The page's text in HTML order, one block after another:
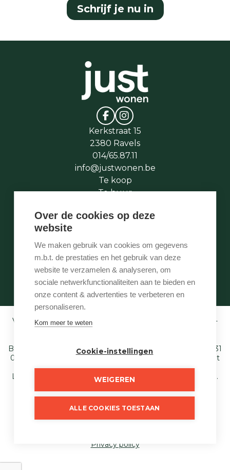
Schrijf je nu in
Kerkstraat 15
2380 Ravels
014/65.87.11
info@justwonen.be
Te koop
Te huur
Stukje geschiedenis
Onze services
Contact
Te vroeg
Eigenaarslogin
Vastgoedmakelaar-bemiddelaar BIV België BIV 507.005 -
Belgium (polisnr. 730.390.160) - Derdenrekening: BE97 1431
0000 1849. Toezichthoudende autoriteit: Beroepsinstituut
van Vastgoedmakelaars,
Luxemburgstraat 16 B te 1000 Brussel - T. 02 505 38 50 E.
van het BIV.
Privacy policy
Over de cookies op deze
website
We maken gebruik van cookies om gegevens
m.b.t. de prestaties en het gebruik van deze
website te verzamelen & analyseren, om
sociale netwerkfunctionaliteiten aan te bieden en
onze content & advertenties te verbeteren en
personaliseren.
Kom meer te weten
Cookie-instellingen
WEIGEREN
ALLE COOKIES TOESTAAN